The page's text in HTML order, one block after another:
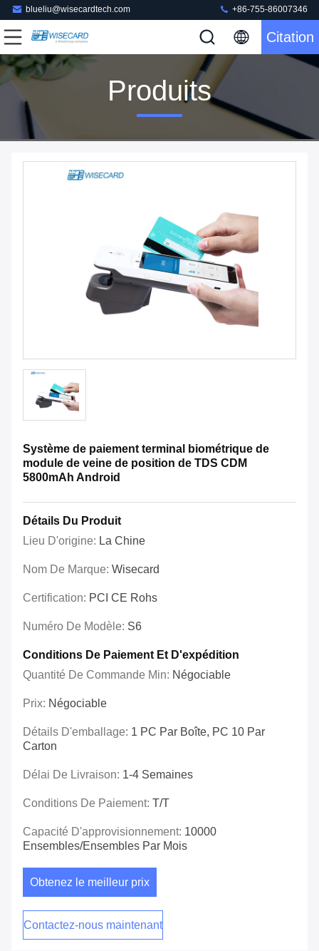
blueliu@wisecardtech.com +86-755-86007346
Citation
Produits
Système de paiement terminal biométrique de
module de veine de position de TDS CDM
5800mAh Android
Détails Du Produit
Lieu D'origine: La Chine
Nom De Marque: Wisecard
Certification: PCI CE Rohs
Numéro De Modèle: S6
Conditions De Paiement Et D'expédition
Quantité De Commande Min: Négociable
Prix: Négociable
Détails D'emballage: 1 PC Par Boîte, PC 10 Par
Carton
Délai De Livraison: 1-4 Semaines
Conditions De Paiement: T/T
Capacité D'approvisionnement: 10000
Ensembles/ensembles Par Mois
Obtenez le meilleur prix
Contactez-nous maintenant